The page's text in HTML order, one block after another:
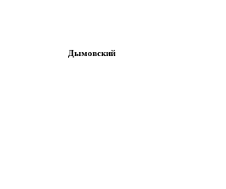
Дымовский